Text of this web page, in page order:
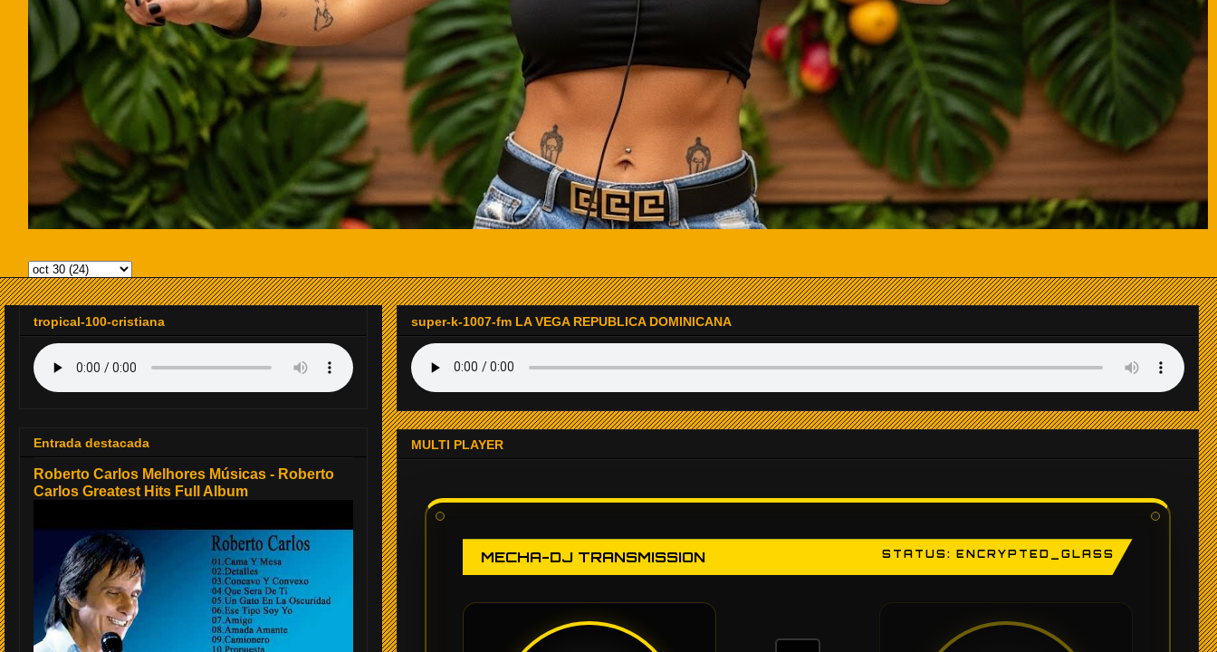
super-k-1007-fm LA VEGA REPUBLICA DOMINICANA
MULTI PLAYER
MECHA-DJ TRANSMISSION STATUS: ENCRYPTED_GLASS
tropical-100-cristiana
Entrada destacada
Roberto Carlos Melhores Músicas - Roberto
Carlos Greatest Hits Full Album